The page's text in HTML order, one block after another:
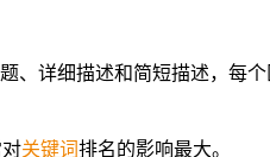
详细描述和简短描述，每
关键词排名的影响最大。